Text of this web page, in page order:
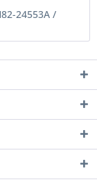
24553A /